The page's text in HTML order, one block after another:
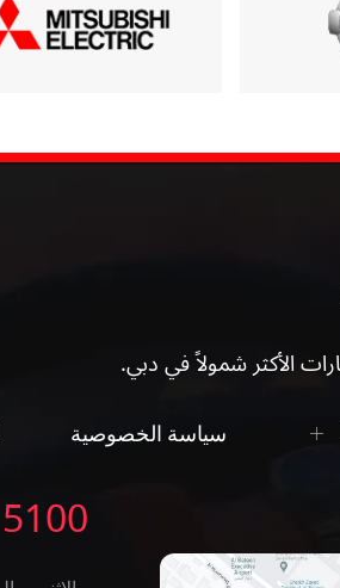
الأكثر شمولاً في دبي.
سياسة الخصوصية
5100 666 4 971+